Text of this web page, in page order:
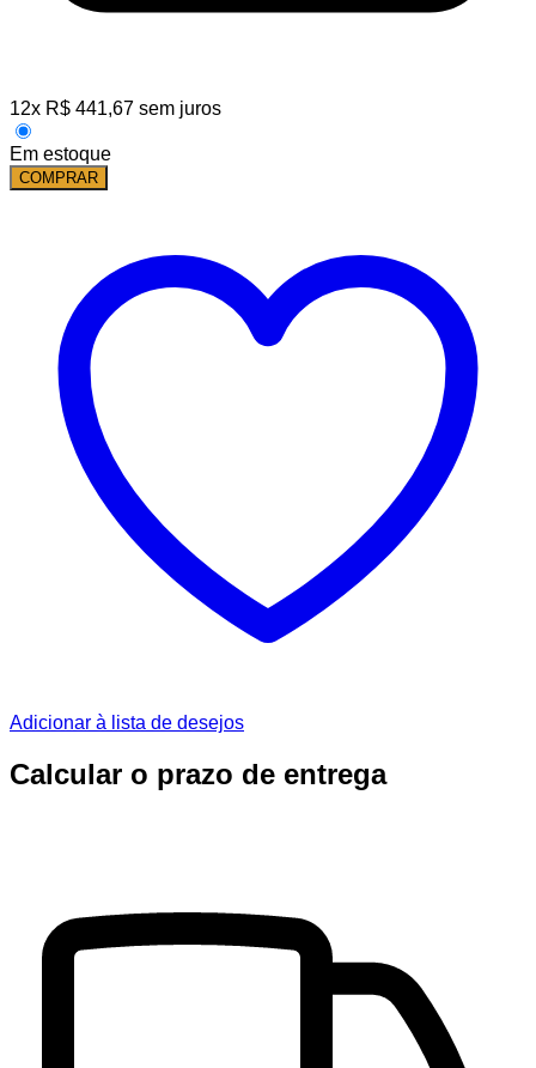
12x R$ 441,67 sem juros
Em estoque
COMPRAR
Adicionar à lista de desejos
Calcular o prazo de entrega